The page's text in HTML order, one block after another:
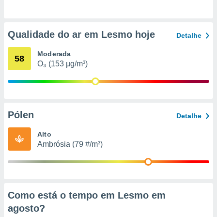
ou opor-
em “
na
para
Qualidade do ar em Lesmo hoje Detalhe
58 Moderada
O₃ (153 µg/m³)
Pólen Detalhe
Alto
Ambrósia (79 #/m³)
Como está o tempo em Lesmo em
agosto?